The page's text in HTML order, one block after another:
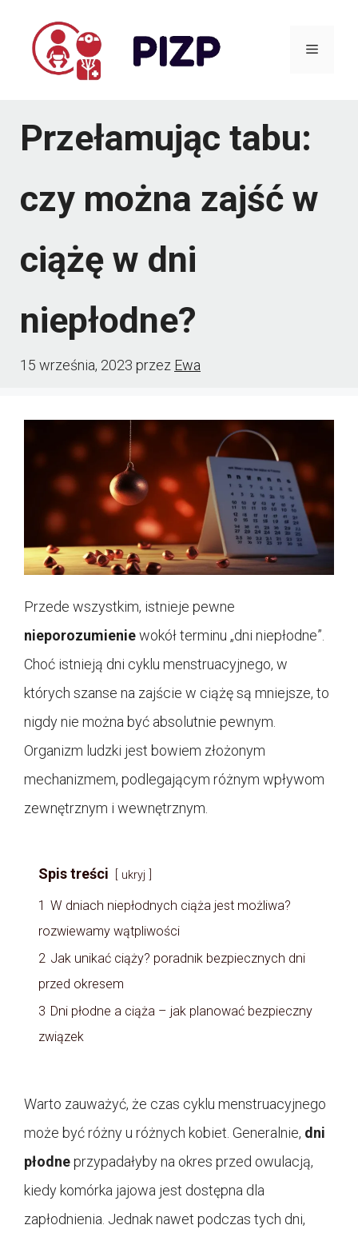
Menu
Przełamując tabu:
czy można zajść w
ciążę w dni
niepłodne?
15 września, 2023 przez Ewa
Przede wszystkim, istnieje pewne
nieporozumieniewokół terminu „dni niepłodne”.
Choć istnieją dni cyklu menstruacyjnego, w
których szanse na zajście w ciążę są mniejsze, to
nigdy nie można być absolutnie pewnym.
Organizm ludzki jest bowiem złożonym
mechanizmem, podlegającym różnym wpływom
zewnętrznym i wewnętrznym.
Spis treści ukryj
1 W dniach niepłodnych ciąża jest możliwa?
rozwiewamy wątpliwości
2 Jak unikać ciąży? poradnik bezpiecznych dni
przed okresem
3 Dni płodne a ciąża – jak planować bezpieczny
związek
Warto zauważyć, że czas cyklu menstruacyjnego
może być różny u różnych kobiet. Generalnie, dni
płodneprzypadałyby na okres przed owulacją,
kiedy komórka jajowa jest dostępna dla
zapłodnienia. Jednak nawet podczas tych dni,